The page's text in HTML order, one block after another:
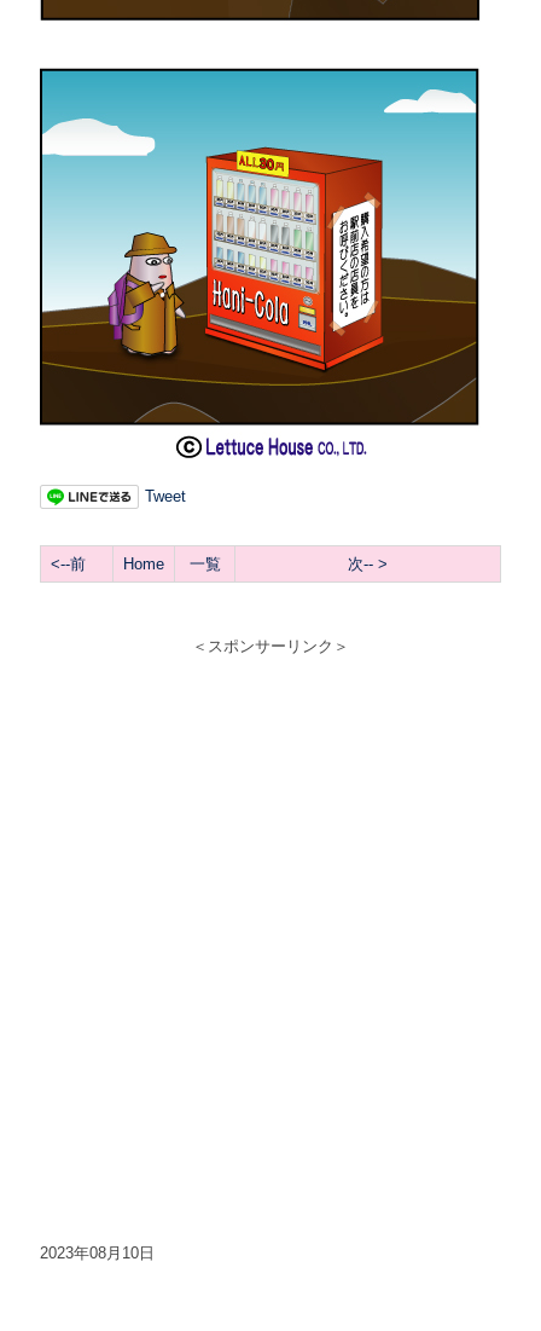
Tweet
<--前 Home 一覧 次-- >
＜スポンサーリンク＞
2023年08月10日